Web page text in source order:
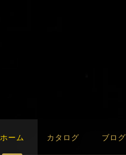
ホーム カタログ ブログ